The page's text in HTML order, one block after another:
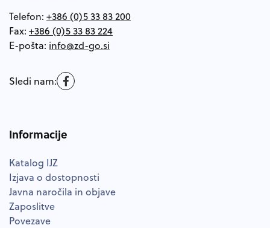
Telefon: +386 (0)5 33 83 200
Fax: +386 (0)5 33 83 224
E-pošta:
Sledi nam:
Informacije
Katalog IJZ
Izjava o dostopnosti
Javna naročila in objave
Zaposlitve
Povezave